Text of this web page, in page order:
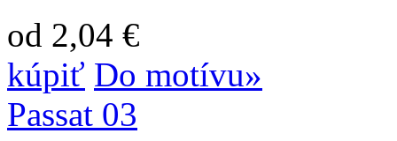
od 2,04 €
kúpiť Do motívu»
Passat 03